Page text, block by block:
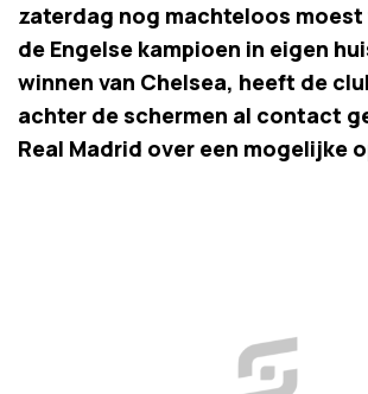
zaterdag nog machteloos
de Engelse kampioen in eigen
winnen van Chelsea, heeft de
achter de schermen al contact
Real Madrid over een mogelijke